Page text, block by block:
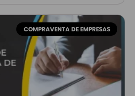
COMPRAVENTA DE EMPRESAS